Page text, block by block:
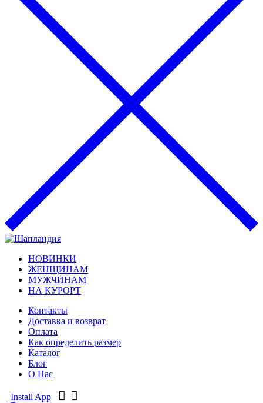
НОВИНКИ
ЖЕНЩИНАМ
МУЖЧИНАМ
НА КУРОРТ
Контакты
Доставка и возврат
Оплата
Как определить размер
Каталог
Блог
О Нас
Install App